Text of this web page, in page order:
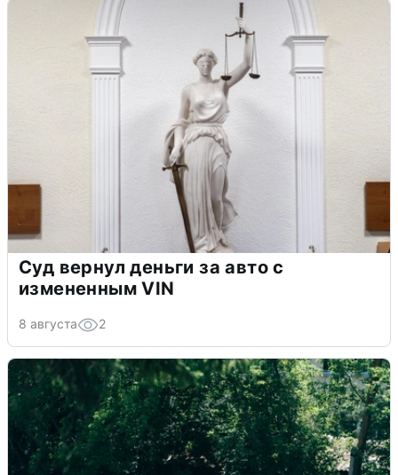
Суд вернул деньги за авто с
измененным VIN
8 августа 2